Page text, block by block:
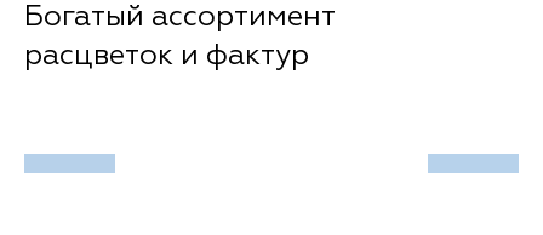
Эффект объема фаска